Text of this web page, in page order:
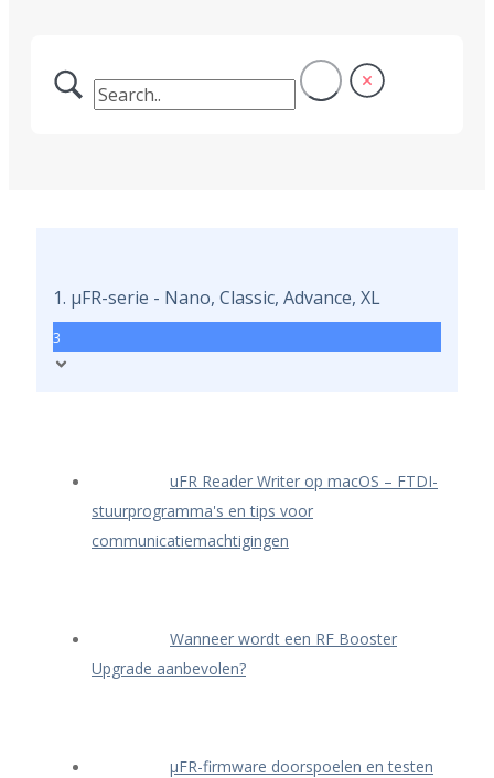
1. μFR-serie - Nano, Classic, Advance, XL
3
uFR Reader Writer op macOS – FTDI-
stuurprogramma's en tips voor
communicatiemachtigingen
Wanneer wordt een RF Booster
Upgrade aanbevolen?
μFR-firmware doorspoelen en testen